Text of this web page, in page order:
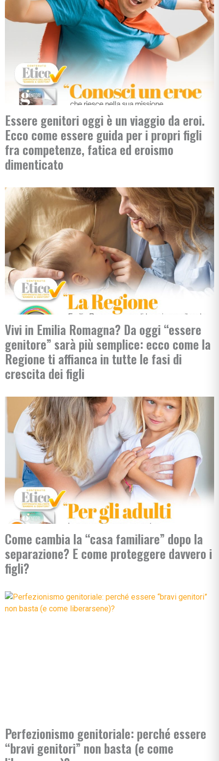
Essere genitori oggi è un viaggio da eroi.
Ecco come essere guida per i propri figli
fra competenze, fatica ed eroismo
dimenticato
Vivi in Emilia Romagna? Da oggi “essere
genitore” sarà più semplice: ecco come la
Regione ti affianca in tutte le fasi di
crescita dei figli
Come cambia la “casa familiare” dopo la
separazione? E come proteggere davvero i
figli?
Perfezionismo genitoriale: perché essere
“bravi genitori” non basta (e come